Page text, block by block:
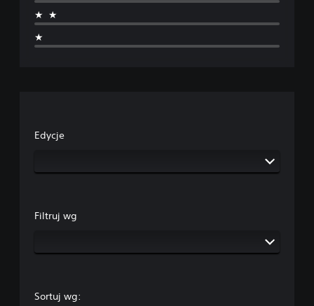
★★
★
Edycje
Filtruj wg
Sortuj wg: